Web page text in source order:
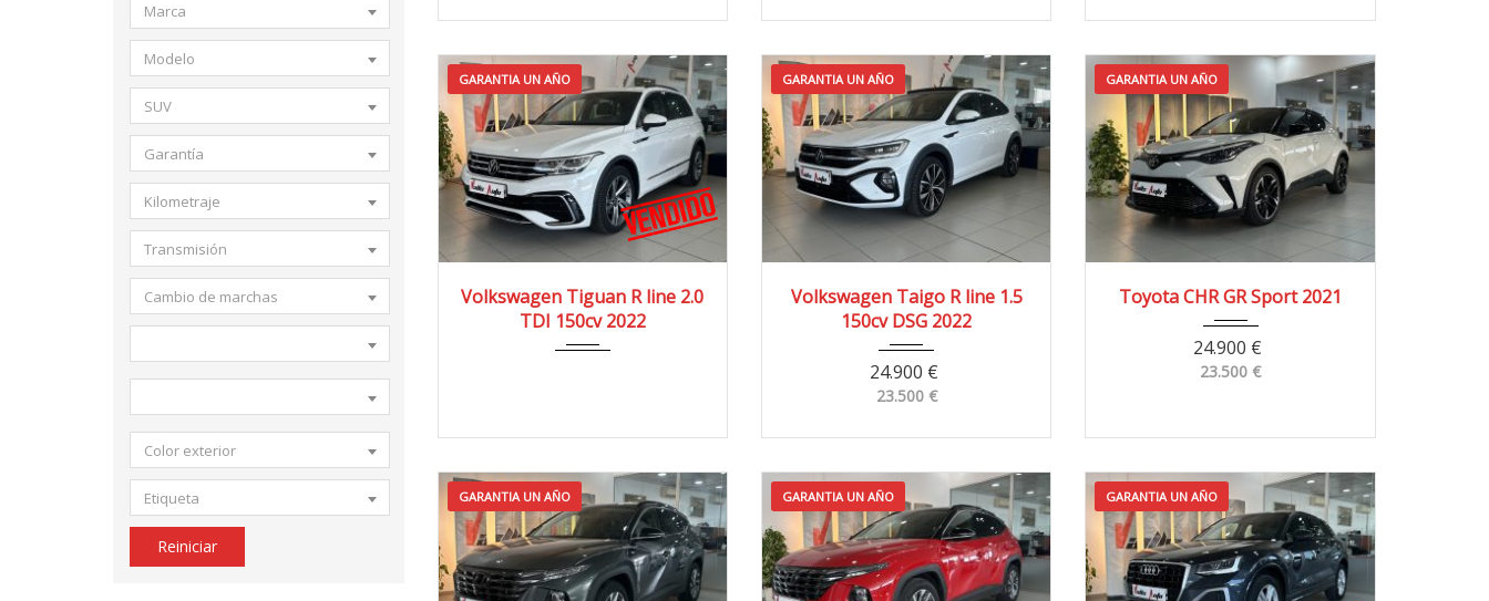
Marca
Modelo
SUV
Garantía
Kilometraje
Transmisión
Cambio de marchas
Color exterior
Etiqueta
Reiniciar
GARANTIA UN AÑO
2022 4x2 36.000 km
Volkswagen Tiguan R line 2.0
TDI 150cv 2022
GARANTIA UN AÑO
2022 4x2 55.000 km
Volkswagen Taigo R line 1.5
150cv DSG 2022
24.900 €
23.500€
GARANTIA UN AÑO
4x2 81.000 km
Toyota CHR GR Sport 2021
24.900 €
23.500 €
GARANTIA UN AÑO GARANTIA UN AÑO GARANTIA UN AÑO